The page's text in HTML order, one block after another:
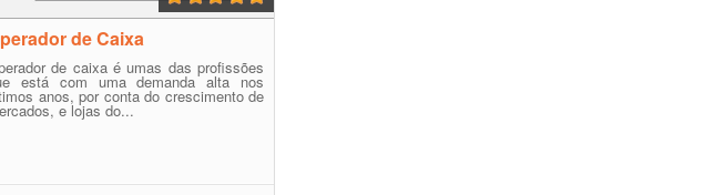
de Caixa
de caixa é umas das profissões
está com uma demanda alta nos
anos, por conta do crescimento de
e lojas do...